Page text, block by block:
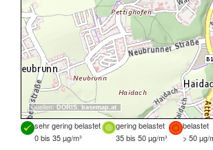
Quellen: DORIS, basemap.at
sehr gering belastet gering belastet
belastet
0 bis 35 µg/m³
35 bis 50 µg/m³ > 50 µg/